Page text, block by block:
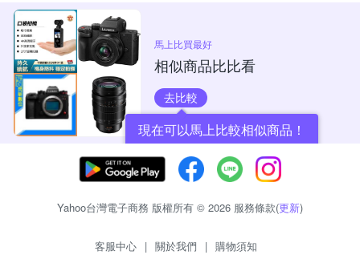
馬上比買最好
相似商品比比看
去比較
現在可以馬上比較相似商品！
Yahoo台灣電子商務 版權所有 © 2026 服務條款(更新)
客服中心 | 關於我們 | 購物須知